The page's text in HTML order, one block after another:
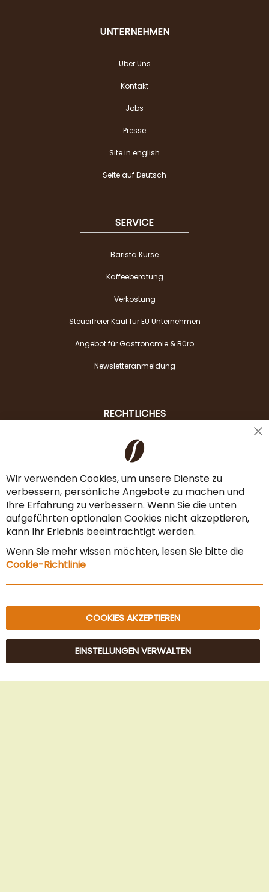
UNTERNEHMEN
Über Uns
Kontakt
Jobs
Presse
Site in english
Seite auf Deutsch
SERVICE
Barista Kurse
Kaffeeberatung
Verkostung
Steuerfreier Kauf für EU Unternehmen
Angebot für Gastronomie & Büro
Newsletteranmeldung
RECHTLICHES
Liefer- & Versandkosten
AGB & Widerrufsrecht
Vertrag widerrufen
Impressum
Datenschutz & Sicherheit
© 2025 Beans Kaffeehandel OG. Alle Rechte vorbehalten.
Wir verwenden Cookies, um unsere Dienste zu
verbessern, persönliche Angebote zu machen und
Ihre Erfahrung zu verbessern. Wenn Sie die unten
aufgeführten optionalen Cookies nicht akzeptieren,
kann Ihr Erlebnis beeinträchtigt werden.
Wenn Sie mehr wissen möchten, lesen Sie bitte die
Cookie-Richtlinie
COOKIES AKZEPTIEREN
EINSTELLUNGEN VERWALTEN